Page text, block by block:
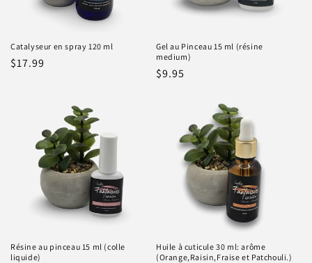
Catalyseur en spray 120 ml
Prix
$17.99
Gel au Pinceau 15 ml (résine
medium)
Prix
$9.95
Résine au pinceau 15 ml (colle
liquide)
Huile à cuticule 30 ml: arôme
(Orange,Raisin,Fraise et Patchouli.)